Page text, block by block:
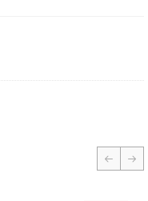
prev